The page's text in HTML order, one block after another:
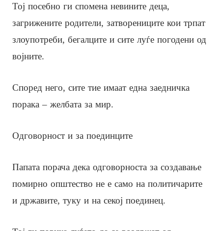
Тој посебно ги спомена невините деца,
загрижените родители, затворениците кои трпат
злоупотреби, бегалците и сите луѓе погодени од
војните.
Според него, сите тие имаат една заедничка
порака – желбата за мир.
Одговорност и за поединците
Папата порача дека одговорноста за создавање
помирно општество не е само на политичарите
и државите, туку и на секој поединец.